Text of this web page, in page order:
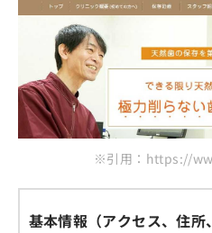
※引用：https://
基本情報（アクセス、住所